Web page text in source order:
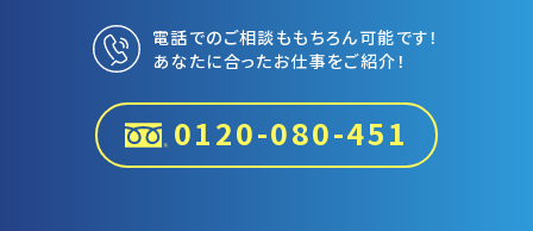
電話でのご相談ももちろん可能です！
あなたに合ったお仕事をご紹介！
0120-080-451